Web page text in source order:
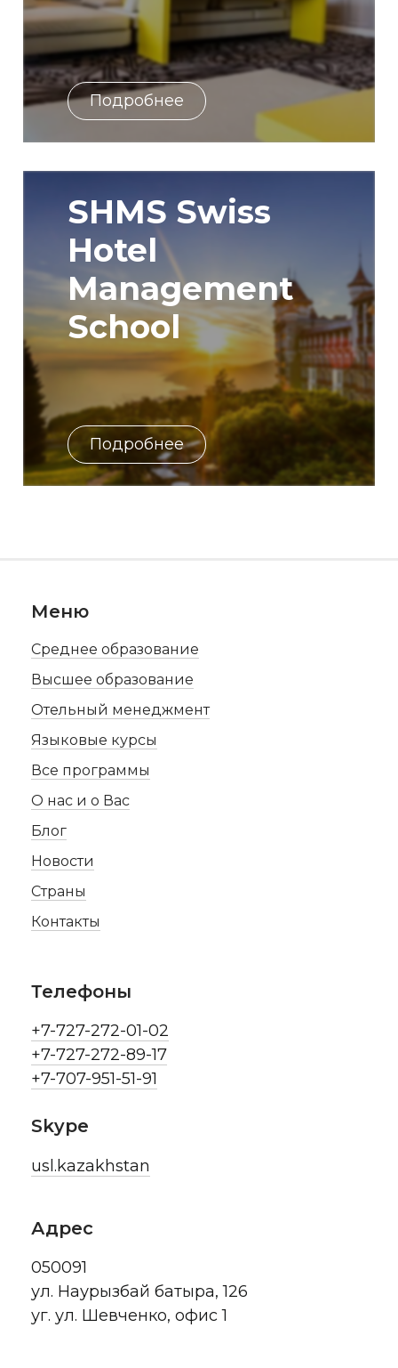
Подробнее
SHMS Swiss
Hotel
Management
School
Подробнее
Адрес
050091
ул. Наурызбай батыра, 126
уг. ул. Шевченко, офис 1
Телефоны
+7-727-272-01-02
+7-727-272-89-17
+7-707-951-51-91
Skype
usl.kazakhstan
Меню
Среднее образование
Высшее образование
Отельный менеджмент
Языковые курсы
Все программы
О нас и о Вас
Блог
Новости
Страны
Контакты